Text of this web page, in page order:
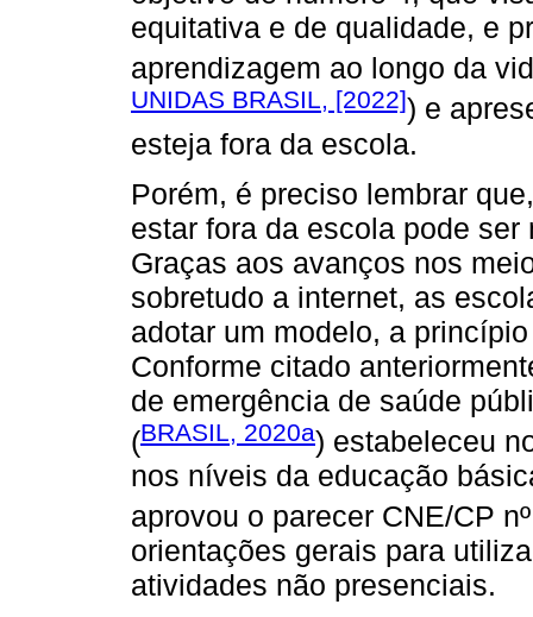
equitativa e de qualidade, e
aprendizagem ao longo da
UNIDAS BRASIL, [2022]) e
esteja fora da escola.
Porém, é preciso lembrar
estar fora da escola pode
Graças aos avanços nos
sobretudo a internet, as
adotar um modelo, a
Conforme citado
de emergência de saúde
(BRASIL, 2020a) estabeleceu
nos níveis da educação
aprovou o parecer CNE/CP
orientações gerais para
atividades não presenciais.